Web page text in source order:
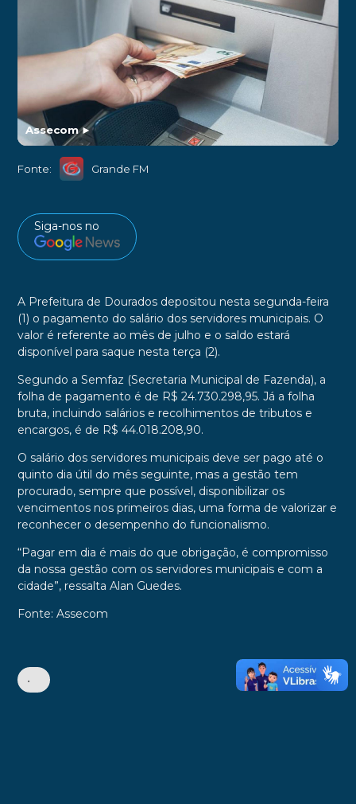
Assecom►
Fonte: Grande FM
Siga-nos no
A Prefeitura de Dourados depositou nesta segunda-feira
(1) o pagamento do salário dos servidores municipais. O
valor é referente ao mês de julho e o saldo estará
disponível para saque nesta terça (2).
Segundo a Semfaz (Secretaria Municipal de Fazenda), a
folha de pagamento é de R$ 24.730.298,95. Já a folha
bruta, incluindo salários e recolhimentos de tributos e
encargos, é de R$ 44.018.208,90.
O salário dos servidores municipais deve ser pago até o
quinto dia útil do mês seguinte, mas a gestão tem
procurado, sempre que possível, disponibilizar os
vencimentos nos primeiros dias, uma forma de valorizar e
reconhecer o desempenho do funcionalismo.
“Pagar em dia é mais do que obrigação, é compromisso
da nossa gestão com os servidores municipais e com a
cidade”, ressalta Alan Guedes.
Fonte: Assecom
•